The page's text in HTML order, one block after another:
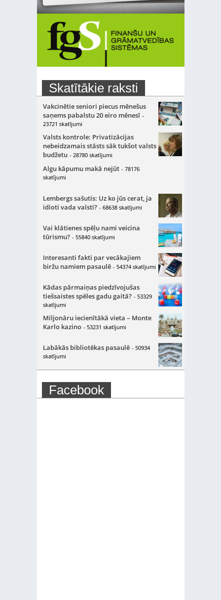
Skatītākie raksti
Vakcinētie seniori piecus mēnešus
saņems pabalstu 20 eiro mēnesī -
23721 skatījumi
Valsts kontrole: Privatizācijas
nebeidzamais stāsts sāk tukšot valsts
budžetu - 28780 skatījumi
Algu kāpumu makā nejūt - 78176
skatījumi
Lembergs sašutis: Uz ko jūs cerat, ja
idioti vada valsti? - 68638 skatījumi
Vai klātienes spēļu nami veicina
tūrismu? - 55840 skatījumi
Interesanti fakti par vecākajiem
biržu namiem pasaulē - 54374 skatījumi
Kādas pārmaiņas piedzīvojušas
tiešsaistes spēles gadu gaitā? - 53329
skatījumi
Miljonāru iecienītākā vieta – Monte
Karlo kazino - 53231 skatījumi
Labākās bibliotēkas pasaulē - 50934
skatījumi
Facebook